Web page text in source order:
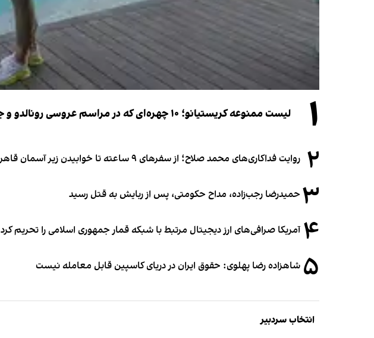
۱ لیست ممنوعه کریستیانو؛ ۱۰ چهره‌ای که در مراسم عروسی رونالدو و جورجینا جایی ندارند
۲ روایت فداکاری‌های محمد صلاح؛ از سفرهای ۹ ساعته تا خوابیدن زیر آسمان قاهره
۳ حمیدرضا رجب‌زاده، مداح حکومتی، پس از ربایش به قتل رسید
۴ آمریکا صرافی‌های ارز دیجیتال مرتبط با شبکه قمار جمهوری اسلامی را تحریم کرد
۵ شاهزاده رضا پهلوی: حقوق ایران در دریای کاسپین قابل معامله نیست
انتخاب سردبیر